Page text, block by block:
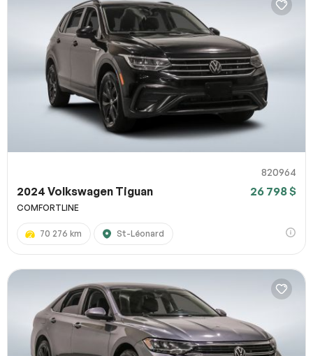
820964
2024 Volkswagen Tiguan 26 798 $
COMFORTLINE
70 276 km St-Léonard